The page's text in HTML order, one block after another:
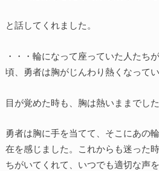
と話してくれました。
・・・輪になって座っていた人たち
頃、勇者は胸がじんわり熱くなって
目が覚めた時も、胸は熱いままでした
勇者は胸に手を当てて、そこにあの
在を感じました。これからも迷った
ちがいてくれて、いつでも適切な声